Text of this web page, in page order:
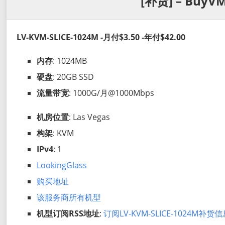
LV-KVM-SLICE-1024M -月付$3.50 -年付$42.00
内存: 1024MB
硬盘: 20GB SSD
流量带宽: 1000G/月@1000Mbps
机房位置: Las Vegas
构架: KVM
IPv4: 1
LookingGlass
购买地址
该服务商所有机型
机型订阅RSS地址:订阅LV-KVM-SLICE-1024M补货信